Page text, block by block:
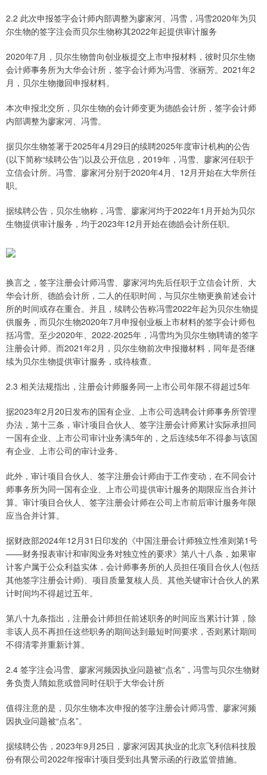
2.2 此次申报签字会计师内部调整为廖家河、冯雪，冯雪2020年为贝
尔生物的签字注会而贝尔生物称其2022年起提供审计服务
2020年7月，贝尔生物曾向创业板提交上市申报材料，彼时贝尔生物
会计师事务所为大华会计所，签字会计师为冯雪、张丽芳。2021年2
月，贝尔生物撤回申报材料。
本次申报北交所，贝尔生物的会计师变更为德皓会计所，签字会计师
内部调整为廖家河、冯雪。
据贝尔生物签署于2025年4月29日的续聘2025年度审计机构的公告
(以下简称“续聘公告”)以及公开信息，2019年，冯雪、廖家河任职于
立信会计所。冯雪、廖家河分别于2020年4月、12月开始在大华所任
职。
据续聘公告，贝尔生物称，冯雪、廖家河均于2022年1月开始为贝尔
生物提供审计服务，均于2023年12月开始在德皓会计所任职。
换言之，签字注册会计师冯雪、廖家河均先后任职于立信会计所、大
华会计所、德皓会计所，二人的任职时间，与贝尔生物更换前述会计
所的时间或存在重合。并且，续聘公告称冯雪2022年起为贝尔生物提
供服务，而贝尔生物2020年7月申报创业板上市材料的签字会计师包
括冯雪。至少2020年、2022-2025年，冯雪均为贝尔生物聘请的签字
注册会计师。而2021年2月，贝尔生物前次申报撤材料，同年是否继
续为贝尔生物提供审计服务，或待核查。
2.3 相关法规指出，注册会计师服务同一上市公司年限不得超过5年
据2023年2月20日发布的国有企业、上市公司选聘会计师事务所管理
办法，第十三条，审计项目合伙人、签字注册会计师累计实际承担同
一国有企业、上市公司审计业务满5年的，之后连续5年不得参与该国
有企业、上市公司的审计业务。
此外，审计项目合伙人、签字注册会计师由于工作变动，在不同会计
师事务所为同一国有企业、上市公司提供审计服务的期限应当合并计
算。审计项目合伙人、签字注册会计师在公司上市前后审计服务年限
应当合并计算。
据财政部2024年12月31日印发的《中国注册会计师独立性准则第1号
——财务报表审计和审阅业务对独立性的要求》第八十八条，如果审
计客户属于公众利益实体，会计师事务所的人员担任项目合伙人(包括
其他签字注册会计师)、项目质量复核人员、其他关键审计合伙人的累
计时间均不得超过五年。
第八十九条指出，注册会计师担任前述职务的时间应当累计计算，除
非该人员不再担任这些职务的期间达到最短时间要求，否则累计期间
不得清零并重新计算。
2.4 签字注会冯雪、廖家河频因执业问题被“点名”，冯雪与贝尔生物财
务负责人隋如意或曾同时任职于大华会计所
值得注意的是，贝尔生物本次申报的签字注册会计师冯雪、廖家河频
因执业问题被“点名”。
据续聘公告，2023年9月25日，廖家河因其执业的北京飞利信科技股
份有限公司2022年报审计项目受到出具警示函的行政监管措施。